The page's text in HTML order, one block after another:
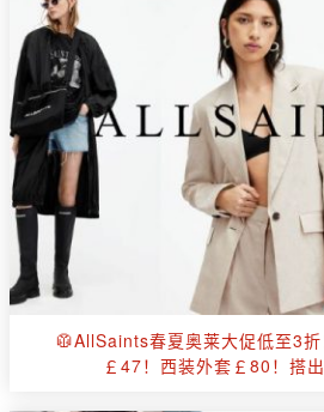
🥼AllSaints春夏奥莱大促低至3
￡47！西装外套￡80！搭